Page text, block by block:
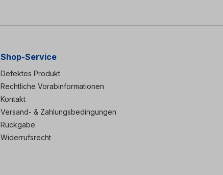
Shop-Service
Defektes Produkt
Rechtliche Vorabinformationen
Kontakt
Versand- & Zahlungsbedingungen
Rückgabe
Widerrufsrecht